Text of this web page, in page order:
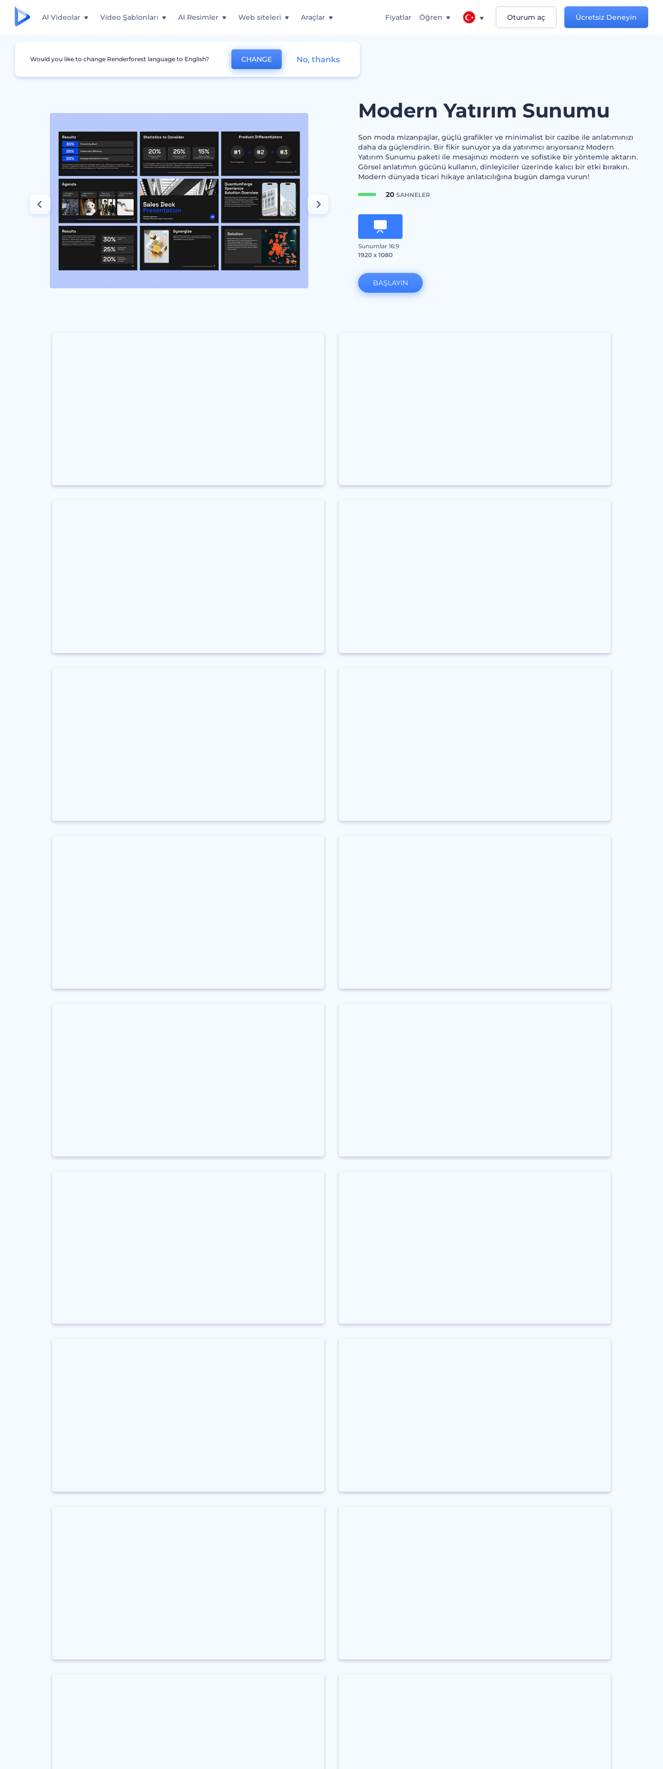
AI Videolar Video Şablonları AI Resimler Web siteleri Araçlar Fiyatlar Öğren Oturum aç Ücretsiz Deneyin
Grafikler Ticari Modern Yatırım Sunumu
Modern Yatırım Sunumu
Son moda mizanpajlar, güçlü grafikler ve minimalist bir cazibe ile anlatımınızı
daha da güçlendirin. Bir fikir sunuyor ya da yatırımcı arıyorsanız Modern
Yatırım Sunumu paketi ile mesajınızı modern ve sofistike bir yöntemle aktarın.
Görsel anlatımın gücünü kullanın, dinleyiciler üzerinde kalıcı bir etki bırakın.
Modern dünyada ticari hikaye anlatıcılığına bugün damga vurun!
20 SAHNELER
Sunumlar 16:9
1920 x 1080
BAŞLAYIN
Would you like to change Renderforest language to English? CHANGE No, thanks